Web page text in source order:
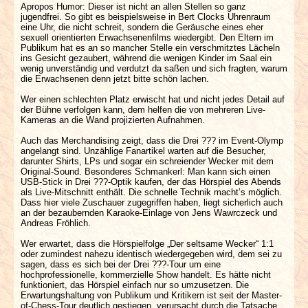
Apropos Humor: Dieser ist nicht an allen Stellen so ganz
jugendfrei. So gibt es beispielsweise in Bert Clocks Uhrenraum
eine Uhr, die nicht schreit, sondern die Geräusche eines eher
sexuell orientierten Erwachsenenfilms wiedergibt. Den Eltern im
Publikum hat es an so mancher Stelle ein verschmitztes Lächeln
ins Gesicht gezaubert, während die wenigen Kinder im Saal ein
wenig unverständig und verdutzt da saßen und sich fragten, warum
die Erwachsenen denn jetzt bitte schön lachen.
Wer einen schlechten Platz erwischt hat und nicht jedes Detail auf
der Bühne verfolgen kann, dem helfen die von mehreren Live-
Kameras an die Wand projizierten Aufnahmen.
Auch das Merchandising zeigt, dass die Drei ??? im Event-Olymp
angelangt sind. Unzählige Fanartikel warten auf die Besucher,
darunter Shirts, LPs und sogar ein schreiender Wecker mit dem
Original-Sound. Besonderes Schmankerl: Man kann sich einen
USB-Stick in Drei ???-Optik kaufen, der das Hörspiel des Abends
als Live-Mitschnitt enthält. Die schnelle Technik macht’s möglich.
Dass hier viele Zuschauer zugegriffen haben, liegt sicherlich auch
an der bezaubernden Karaoke-Einlage von Jens Wawrczeck und
Andreas Fröhlich.
Wer erwartet, dass die Hörspielfolge „Der seltsame Wecker“ 1:1
oder zumindest nahezu identisch wiedergegeben wird, dem sei zu
sagen, dass es sich bei der Drei ???-Tour um eine
hochprofessionelle, kommerzielle Show handelt. Es hätte nicht
funktioniert, das Hörspiel einfach nur so umzusetzen. Die
Erwartungshaltung von Publikum und Kritikern ist seit der Master-
of-Chess-Tour deutlich gestiegen, verursacht durch die Tatsache,